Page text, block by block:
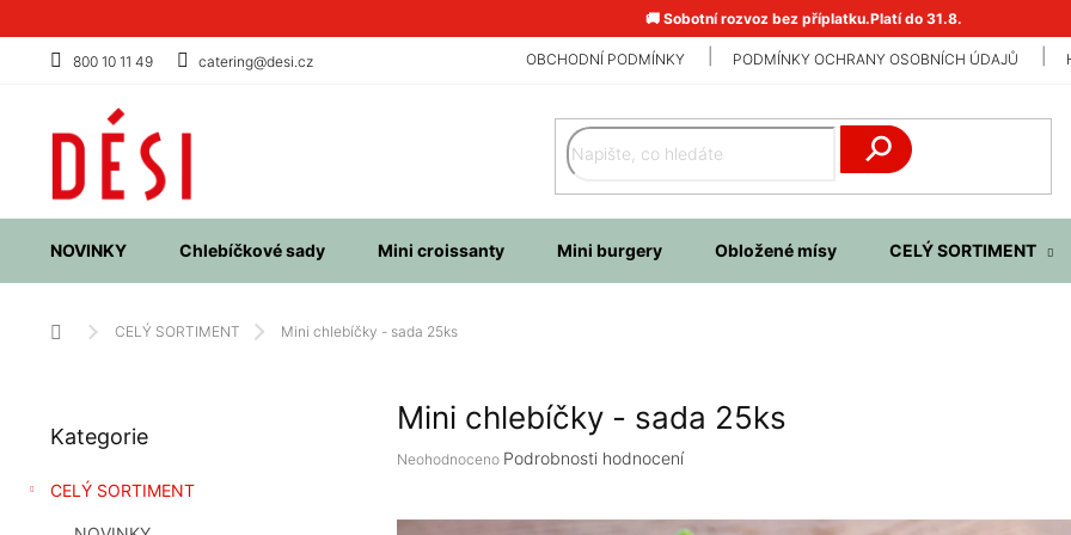
na
🚚 Sobotní rozvoz bez příplatku.Platí do 31.8.
800 10 11 49 catering@desi.cz OBCHODNÍ PODMÍNKY PODMÍNKY OCHRANY OSOBNÍCH ÚDAJŮ
NOVINKY Chlebíčkové sady Mini croissanty Mini burgery Obložené mísy CELÝ SORTIMENT
Domů CELÝ SORTIMENT Mini chlebíčky - sada 25ks
s
r
kategorie
Kategorie
CELÝ SORTIMENT
Mini chlebíčky - sada 25ks
Průměrné
je
Neohodnoceno Podrobnosti hodnocení